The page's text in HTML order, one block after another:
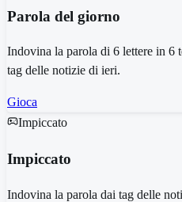
Parola del giorno
Indovina la parola di 6 lettere in 6
tag delle notizie di ieri.
Gioca
Impiccato
Impiccato
Indovina la parola dai tag delle